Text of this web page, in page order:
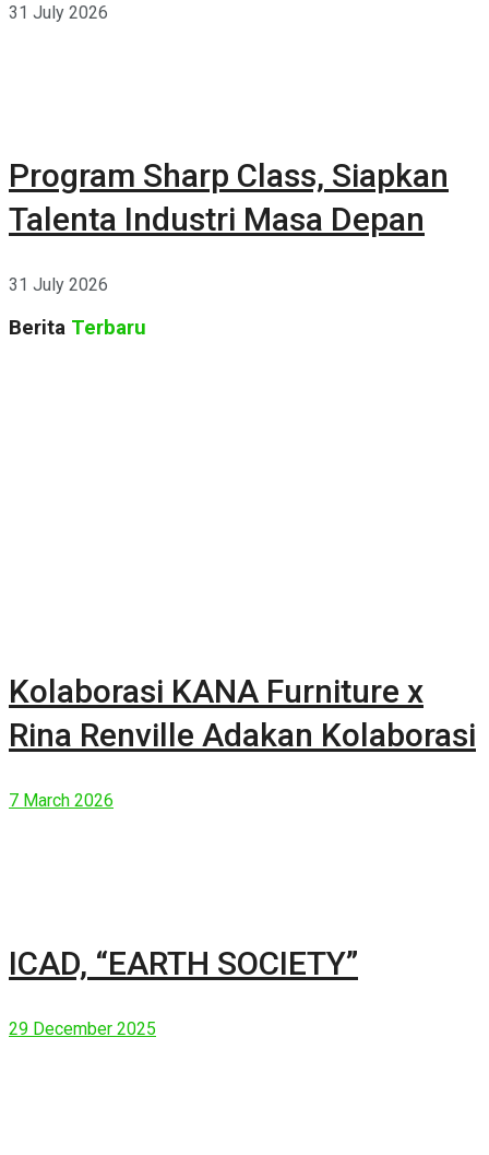
31 July 2026
Program Sharp Class, Siapkan
Talenta Industri Masa Depan
31 July 2026
Berita Terbaru
Kolaborasi KANA Furniture x
Rina Renville Adakan Kolaborasi
7 March 2026
ICAD, “EARTH SOCIETY”
29 December 2025